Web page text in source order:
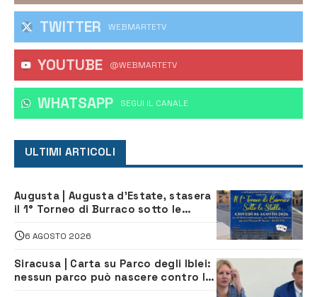
TWITTER WEBMARTETV
YOUTUBE @WEBMARTETV
WHATSAPP ‎SEGUI IL CANALE
ULTIMI ARTICOLI
Augusta | Augusta d’Estate, stasera
il 1° Torneo di Burraco sotto le
6 AGOSTO 2026
Siracusa | Carta su Parco degli Iblei:
nessun parco può nascere contro le